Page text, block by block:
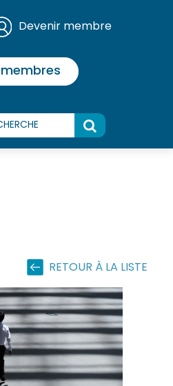
Devenir membre
RETOUR À LA LISTE